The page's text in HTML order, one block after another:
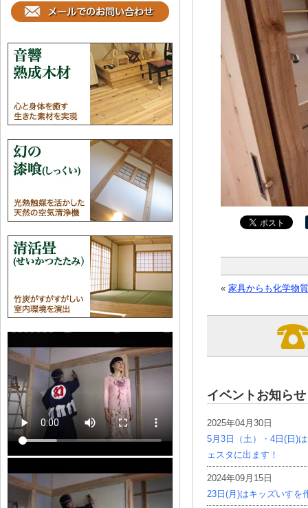
« 家具からも化学物
イベントお知らせ
2025年04月30日
5月3日（土）・4日(日)
ェスタに出ます！
2024年09月15日
23日(月)はキッズいすを